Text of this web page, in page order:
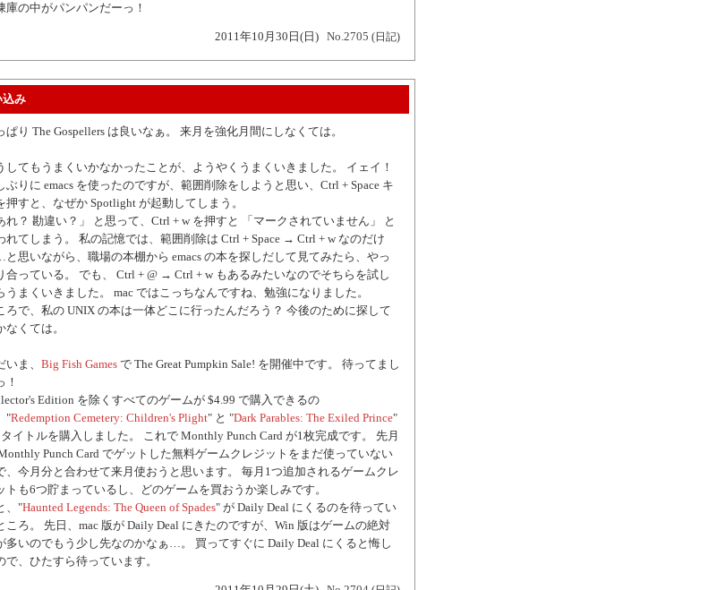
庫の中がパンパンだーっ！
2011年10月30日(日) No.2705 (日記)
込み
ぱり The Gospellers は良いなぁ。 来月を強化月間にしなくては。
してもうまくいかなかったことが、ようやくうまくいきました。 イェイ！
ぶりに emacs を使ったのですが、範囲削除をしようと思い、Ctrl + Space キ
押すと、なぜか Spotlight が起動してしまう。
れ？ 勘違い？」 と思って、Ctrl + w を押すと 「マークされていません」 と
れてしまう。 私の記憶では、範囲削除は Ctrl + Space → Ctrl + w なのだけ
と思いながら、職場の本棚から emacs の本を探しだして見てみたら、やっ
合っている。 でも、 Ctrl + @ → Ctrl + w もあるみたいなのでそちらを試し
うまくいきました。 mac ではこっちなんですね、勉強になりました。
ろで、私の UNIX の本は一体どこに行ったんだろう？ 今後のために探して
なくては。
いま、 Big Fish Games で The Great Pumpkin Sale! を開催中です。 待ってまし
！
Edition を除くすべてのゲームが $4.99 で購入できるの
"Redemption Cemetery: Children's Plight" と "Dark Parables: The Exiled Prince"
イトルを購入しました。 これで Monthly Punch Card が1枚完成です。 先月
Punch Card でゲットした無料ゲームクレジットをまだ使っていない
、今月分と合わせて来月使おうと思います。 毎月1つ追加されるゲームクレ
トも6つ貯まっているし、どのゲームを買おうか楽しみです。
、"Haunted Legends: The Queen of Spades" が Daily Deal にくるのを待ってい
ころ。 先日、mac 版が Daily Deal にきたのですが、Win 版はゲームの絶対
多いのでもう少し先なのかなぁ…。 買ってすぐに Daily Deal にくると悔し
で、ひたすら待っています。